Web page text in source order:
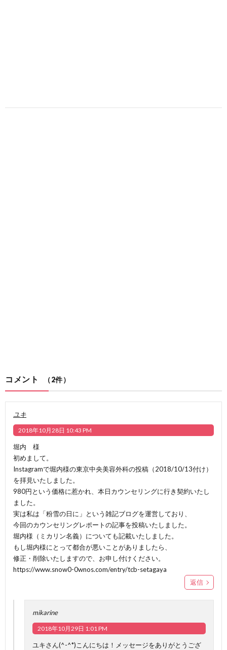
コメント （2件）
ユキ
2018年10月28日 10:43 PM
堀内 様
初めまして。
Instagramで堀内様の東京中央美容外科の投稿（2018/10/13付け）
を拝見いたしました。
980円という価格に惹かれ、本日カウンセリングに行き契約いたし
ました。
実は私は「粉雪の日に」という雑記ブログを運営しており、
今回のカウンセリングレポートの記事を投稿いたしました。
堀内様（ミカリン名義）についても記載いたしました。
もし堀内様にとって都合が悪いことがありましたら、
修正・削除いたしますので、お申し付けください。
https://www.snow0-0wnos.com/entry/tcb-setagaya
返信
mikarine
2018年10月29日 1:01 PM
ユキさん(^-^*)こんにちは！メッセージをありがとうござ